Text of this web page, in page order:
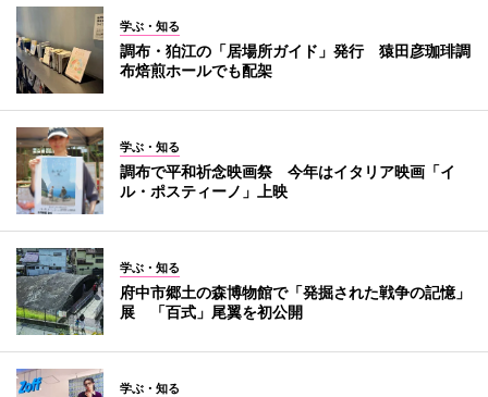
学ぶ・知る
調布・狛江の「居場所ガイド」発行 猿田彦珈琲調
布焙煎ホールでも配架
学ぶ・知る
調布で平和祈念映画祭 今年はイタリア映画「イ
ル・ポスティーノ」上映
学ぶ・知る
府中市郷土の森博物館で「発掘された戦争の記憶」
展 「百式」尾翼を初公開
学ぶ・知る